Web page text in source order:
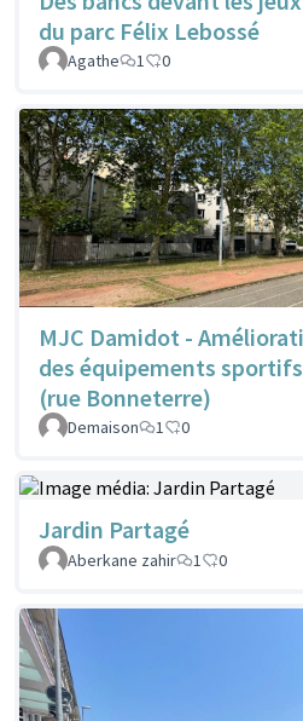
du parc Félix Lebossé
Agathe
1 0
MJC Damidot -
des équipements sportifs
(rue Bonneterre)
Demaison 1 0
Jardin Partagé
Aberkane zahir
1 0